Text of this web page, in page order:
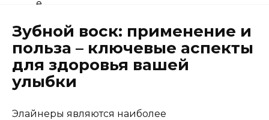
Зубной воск: применение и
польза – ключевые аспекты
для здоровья вашей
улыбки
Элайнеры являются наиболее